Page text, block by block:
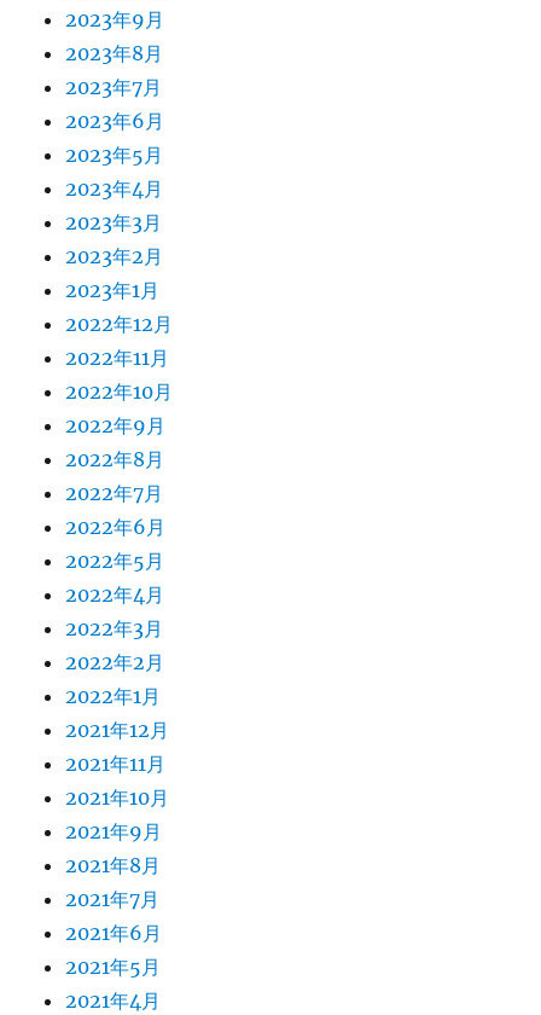
2023年9月
2023年8月
2023年7月
2023年6月
2023年5月
2023年4月
2023年3月
2023年2月
2023年1月
2022年12月
2022年11月
2022年10月
2022年9月
2022年8月
2022年7月
2022年6月
2022年5月
2022年4月
2022年3月
2022年2月
2022年1月
2021年12月
2021年11月
2021年10月
2021年9月
2021年8月
2021年7月
2021年6月
2021年5月
2021年4月